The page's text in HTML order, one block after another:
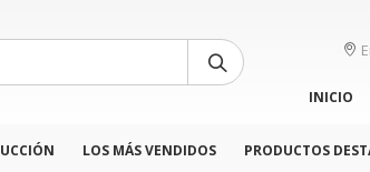
INICIO
LOS MÁS VENDIDOS PRODUCTOS